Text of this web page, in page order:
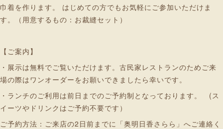
巾着を作ります。 はじめての方でもお気軽にご参加いただけま
す。（用意するもの：お裁縫セット）
【ご案内】
・展示は無料でご覧いただけます。古民家レストランのためご来
場の際はワンオーダーをお願いできましたら幸いです。
・ランチのご利用は前日までのご予約制となっております。 (ス
イーツやドリンクはご予約不要です）
ご予約方法：ご来店の2日前までに「奥明日香さらら」へご連絡く